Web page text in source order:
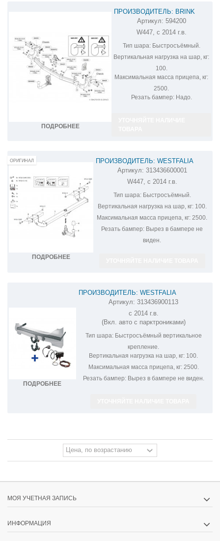
ПОДРОБНЕЕ
ПРОИЗВОДИТЕЛЬ: BRINK
ФАРКОП НА MERCEDES VITO
594200
Артикул: 594200
W447, с 2014 г.в.
Тип шара:Быстросъёмный.
Вертикальная нагрузка на шар, кг:
100.
Максимальная масса прицепа, кг:
2500.
Резать бампер:Надо.
ПОДРОБНЕЕ
ПРОИЗВОДИТЕЛЬ: WESTFALIA
ФАРКОП НА MERCEDES-BENZ V-CLASS
313436600001
Артикул: 313436600001
W447, с 2014 г.в.
Тип шара:Быстросъёмный.
Вертикальная нагрузка на шар, кг:100.
Максимальная масса прицепа, кг: 2500.
Резать бампер: Вырез в бампере не
виден.
ОРИГИНАЛ
ПОДРОБНЕЕ
ПРОИЗВОДИТЕЛЬ: WESTFALIA
ФАРКОП СО ШТАТНОЙ ЭЛЕКТРИКОЙ НА
MERCEDES-BENZ VITO 313436900113
Артикул: 313436900113
с 2014 г.в.
(Вкл. авто с парктрониками)
Тип шара:Быстросъёмный вертикальное
крепление.
Вертикальная нагрузка на шар, кг: 100.
Максимальная масса прицепа, кг:2500.
Резать бампер:Вырез в бампере не виден.
МОЯ УЧЕТНАЯ ЗАПИСЬ
ИНФОРМАЦИЯ